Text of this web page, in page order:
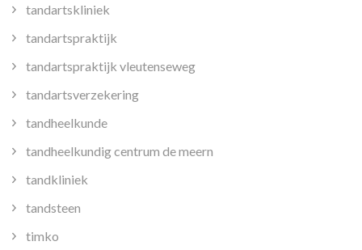
tandartskliniek
tandartspraktijk
tandartspraktijk vleutenseweg
tandartsverzekering
tandheelkunde
tandheelkundig centrum de meern
tandkliniek
tandsteen
timko